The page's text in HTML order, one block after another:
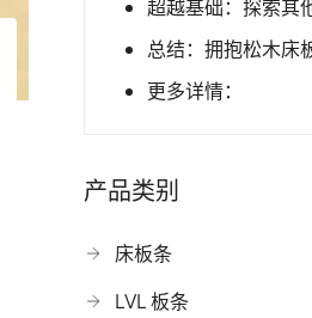
超越基础：探索其
总结：拥抱松木床
更多详情：
产品类别
床板条
LVL 板条